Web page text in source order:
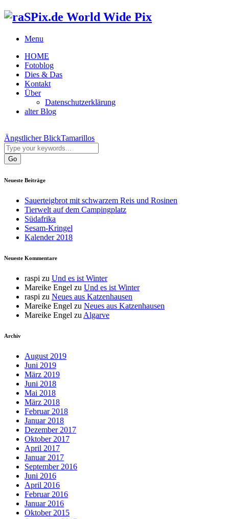
World Wide Pix
Menu
HOME
Fotoblog
Dies & Das
Kontakt
Über
Datenschutzerklärung
alter Blog
Ängstlicher BlickTamarillos
Neueste Beiträge
Sauerteigbrot mit schwarzem Reis und Rosinen
Tierwelt auf dem Campingplatz
Südafrika
Sesam-Kringel
Kalender 2018
Neueste Kommentare
raspi zu Und es ist Winter
Mareike Engel zu Und es ist Winter
raspi zu Neues aus Katzenhausen
Mareike Engel zu Neues aus Katzenhausen
Mareike Engel zu Algarve
Archiv
August 2019
Juni 2019
März 2019
Juni 2018
Mai 2018
März 2018
Februar 2018
Januar 2018
Dezember 2017
Oktober 2017
April 2017
Januar 2017
September 2016
Juni 2016
April 2016
Februar 2016
Januar 2016
Oktober 2015